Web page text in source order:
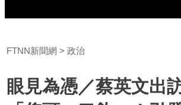
FTNN新聞網 政治
眼見為憑／蔡英文出